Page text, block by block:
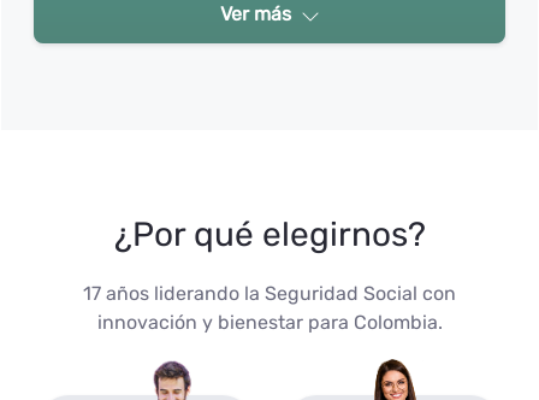
Ver más
¿Por qué elegirnos?
17 años liderando la Seguridad Social con
innovación y bienestar para Colombia.